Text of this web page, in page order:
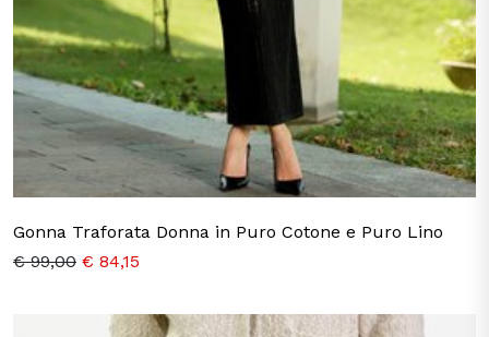
Gonna Traforata Donna in Puro Cotone e Puro Lino
€ 99,00 € 84,15